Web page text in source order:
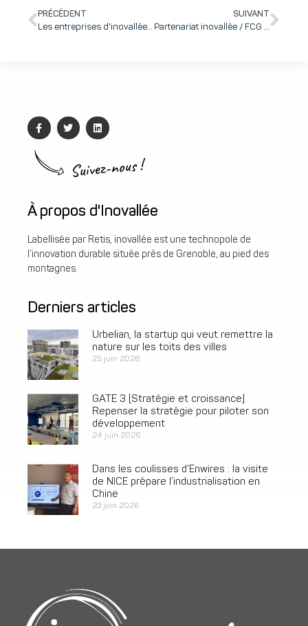
PRÉCÉDENT
Les entreprises d'inovallée recrutent : Technidata recherche un ingénieur validation (H/F)
SUIVANT
Partenariat inovallée / FCG – FC Grenoble Rugby : Venez rencontrer le FCG lors de ses permanences sur inovallée !
Suivez-nous !
À propos d'Inovallée
Labellisée par Retis, inovallée est une technopole de
l’innovation durable située près de Grenoble, au pied des
montagnes.
Derniers articles
Urbelian, la startup qui veut remettre la
nature sur les toits des villes
25 juin 2026
GATE 3 [Stratégie et croissance]
Repenser la stratégie pour piloter son
développement
24 juin 2026
Dans les coulisses d’Enwires : la visite
de NICE prépare l’industrialisation en
Chine
23 juin 2026